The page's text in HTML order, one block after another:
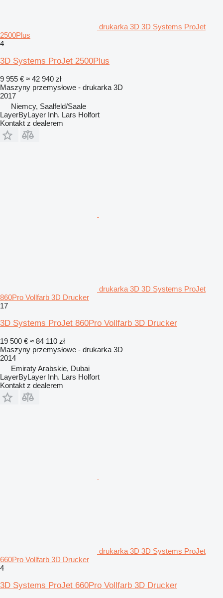
drukarka 3D 3D Systems ProJet
2500Plus
4
3D Systems ProJet 2500Plus
9 955 € ≈ 42 940 zł
Maszyny przemysłowe - drukarka 3D
2017
Niemcy, Saalfeld/Saale
LayerByLayer Inh. Lars Holfort
Kontakt z dealerem
drukarka 3D 3D Systems ProJet
860Pro Vollfarb 3D Drucker
17
3D Systems ProJet 860Pro Vollfarb 3D Drucker
19 500 € ≈ 84 110 zł
Maszyny przemysłowe - drukarka 3D
2014
Emiraty Arabskie, Dubai
LayerByLayer Inh. Lars Holfort
Kontakt z dealerem
drukarka 3D 3D Systems ProJet
660Pro Vollfarb 3D Drucker
4
3D Systems ProJet 660Pro Vollfarb 3D Drucker